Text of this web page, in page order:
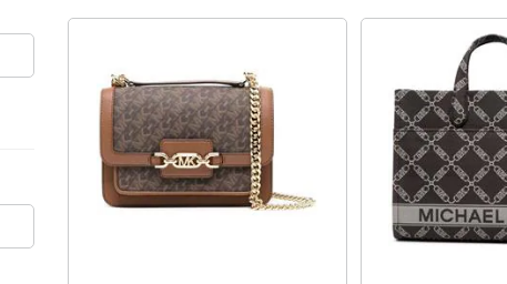
Vedi tutti Vedi tutti
Accessori
Sigaretta elettronica
Borse
Occhiali da vista
Vestiari
T-shirt
Pantaloni